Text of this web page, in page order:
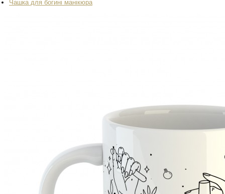
Чашка для богині манікюра